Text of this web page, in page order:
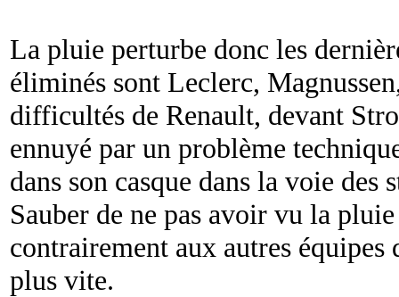
La pluie perturbe donc les
éliminés sont Leclerc,
difficultés de Renault, devant
ennuyé par un problème
dans son casque dans la voie des
Sauber de ne pas avoir vu la
contrairement aux autres
plus vite.